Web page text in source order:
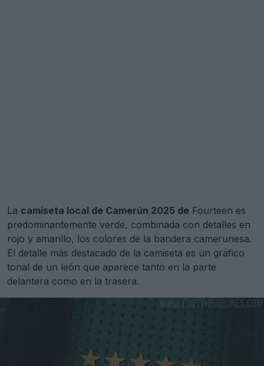
La camiseta local de Camerún 2025 de Fourteen es
predominantemente verde, combinada con detalles en
rojo y amarillo, los colores de la bandera camerunesa.
El detalle más destacado de la camiseta es un gráfico
tonal de un león que aparece tanto en la parte
delantera como en la trasera.